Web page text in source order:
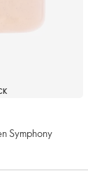
Symphony